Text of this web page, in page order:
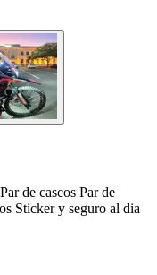
de cascos Par de
Sticker y seguro al dia